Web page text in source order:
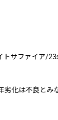
トサファイア/
化は不良とみ